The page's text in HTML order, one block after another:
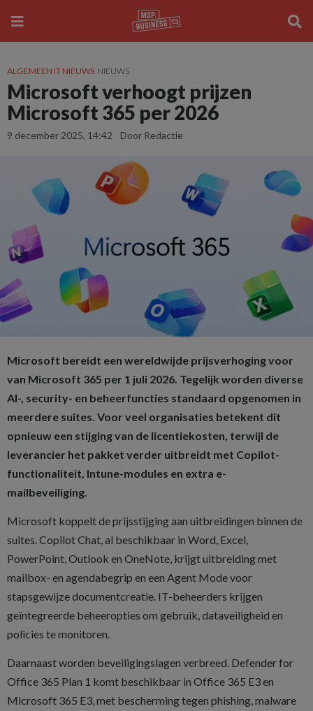
ALGEMEEN IT NIEUWS NIEUWS
Microsoft verhoogt prijzen
Microsoft 365 per 2026
9 december 2025, 14:42 Door Redactie
Microsoft bereidt een wereldwijde prijsverhoging voor
van Microsoft 365 per 1 juli 2026. Tegelijk worden diverse
AI-, security- en beheerfuncties standaard opgenomen in
meerdere suites. Voor veel organisaties betekent dit
opnieuw een stijging van de licentiekosten, terwijl de
leverancier het pakket verder uitbreidt met Copilot-
functionaliteit, Intune-modules en extra e-
mailbeveiliging.
Microsoft koppelt de prijsstijging aan uitbreidingen binnen de
suites. Copilot Chat, al beschikbaar in Word, Excel,
PowerPoint, Outlook en OneNote, krijgt uitbreiding met
mailbox- en agendabegrip en een Agent Mode voor
stapsgewijze documentcreatie. IT-beheerders krijgen
geïntegreerde beheeropties om gebruik, dataveiligheid en
policies te monitoren.
Daarnaast worden beveiligingslagen verbreed. Defender for
Office 365 Plan 1 komt beschikbaar in Office 365 E3 en
Microsoft 365 E3, met bescherming tegen phishing, malware